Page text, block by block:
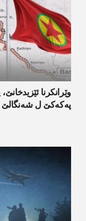
وێرانکرنا
پەکەکێ ل شەنگالێ